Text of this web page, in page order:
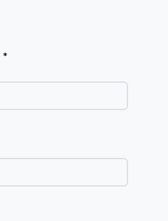
*